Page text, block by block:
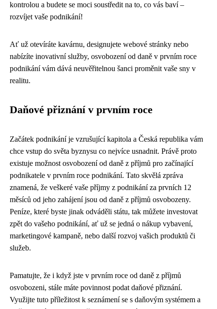
kontrolou a budete se moci soustředit na to, co vás baví –
rozvíjet vaše podnikání!
Ať už otevíráte kavárnu, designujete webové stránky nebo
nabízíte inovativní služby, osvobození od daně v prvním roce
podnikání vám dává neuvěřitelnou šanci proměnit vaše sny v
realitu.
Daňové přiznání v prvním roce
Začátek podnikání je vzrušující kapitola a Česká republika vám
chce vstup do světa byznysu co nejvíce usnadnit. Právě proto
existuje možnost osvobození od daně z příjmů pro začínající
podnikatele v prvním roce podnikání. Tato skvělá zpráva
znamená, že veškeré vaše příjmy z podnikání za prvních 12
měsíců od jeho zahájení jsou od daně z příjmů osvobozeny.
Peníze, které byste jinak odváděli státu, tak můžete investovat
zpět do vašeho podnikání, ať už se jedná o nákup vybavení,
marketingové kampaně, nebo další rozvoj vašich produktů či
služeb.
Pamatujte, že i když jste v prvním roce od daně z příjmů
osvobozeni, stále máte povinnost podat daňové přiznání.
Využijte tuto příležitost k seznámení se s daňovým systémem a